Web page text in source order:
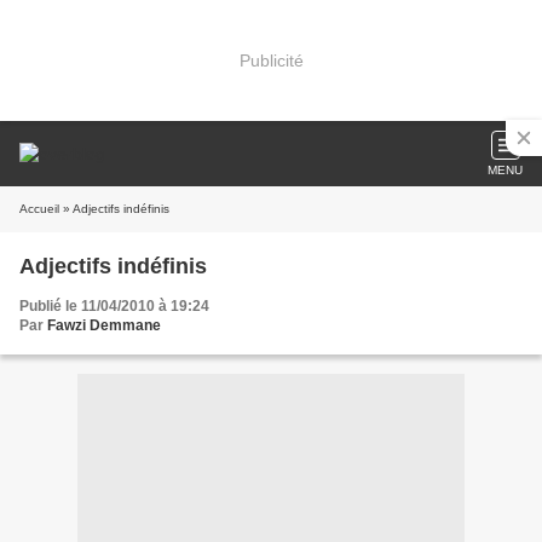
Publicité
MENU
Accueil » Adjectifs indéfinis
Adjectifs indéfinis
Publié le 11/04/2010 à 19:24
Par Fawzi Demmane